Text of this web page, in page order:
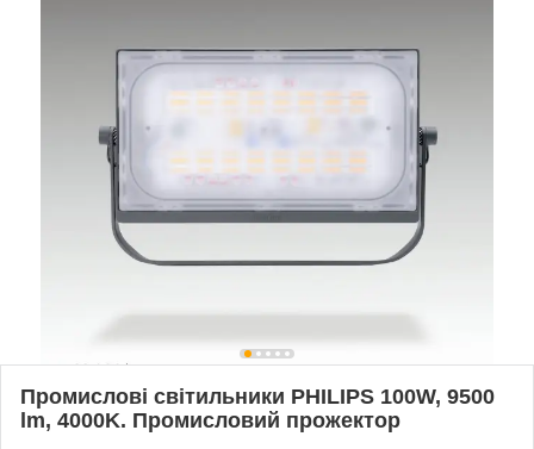
Промислові світильники PHILIPS 100W, 9500
lm, 4000K. Промисловий прожектор